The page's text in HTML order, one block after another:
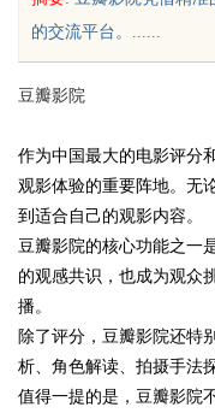
uz
的交流平台。......
豆瓣影院
作为中国最大的电影评分
观影体验的重要阵地。无
到适合自己的观影内容。
豆瓣影院的核心功能之一
的观感共识，也成为观众
播。
除了评分，豆瓣影院还特
析、角色解读、拍摄手法
值得一提的是，豆瓣影院
颗粒：提升材料性